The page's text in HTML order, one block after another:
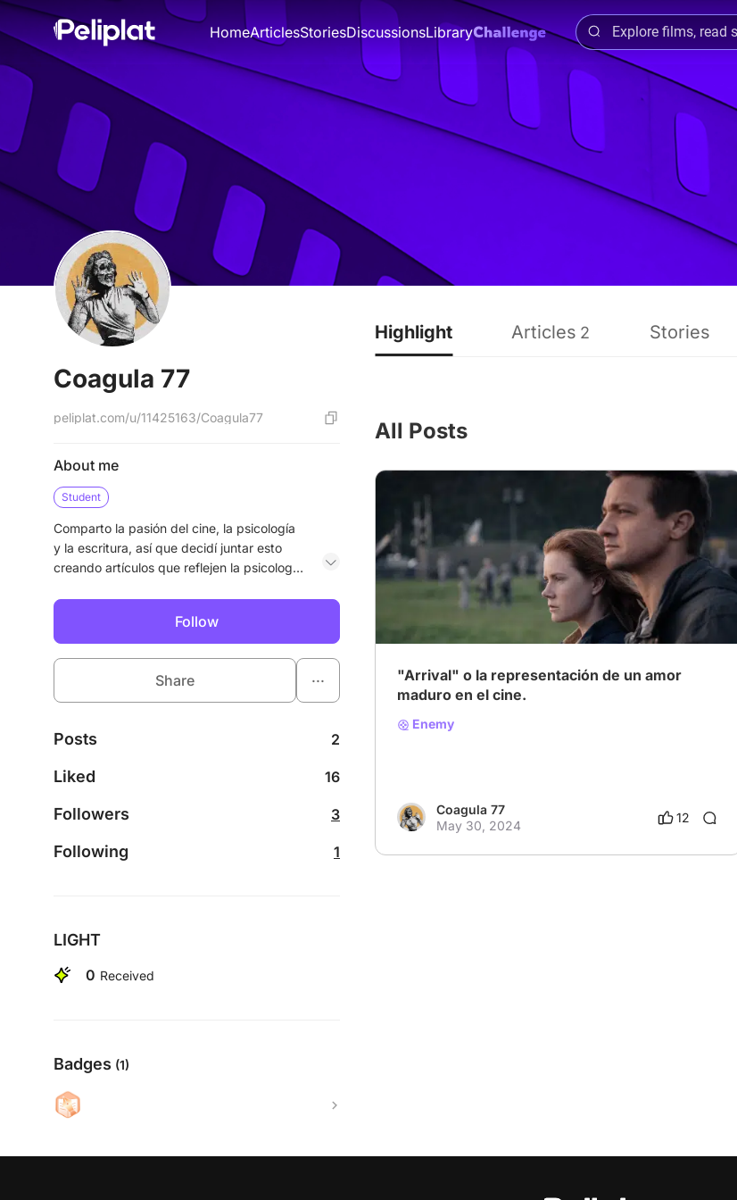
HomeArticlesStoriesDiscussionsLibrary
Coagula 77
peliplat.com/u/11425163/Coagula77
About me
Student
Comparto la pasión del cine, la psicología
y la escritura, así que decidí juntar esto
creando artículos que reflejen la psicología
más famosas de su medio.
Follow
Share ...
Posts 2
Liked 16
Followers 3
Following 1
LIGHT
0 Received
Badges (1)
Highlight Articles 2 Stories
All Posts
# Suspense # Cult # Sci-fi
"Arrival" o la representación de un amor
maduro en el cine.
Enemy
Coagula 77
May 30, 2024
12